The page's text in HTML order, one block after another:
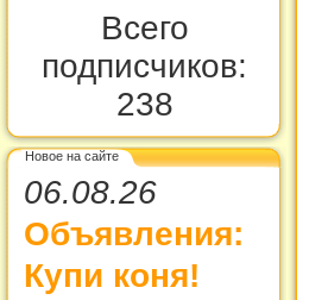
Всего
подписчиков:
238
Новое на сайте
06.08.26
Объявления:
Купи коня!